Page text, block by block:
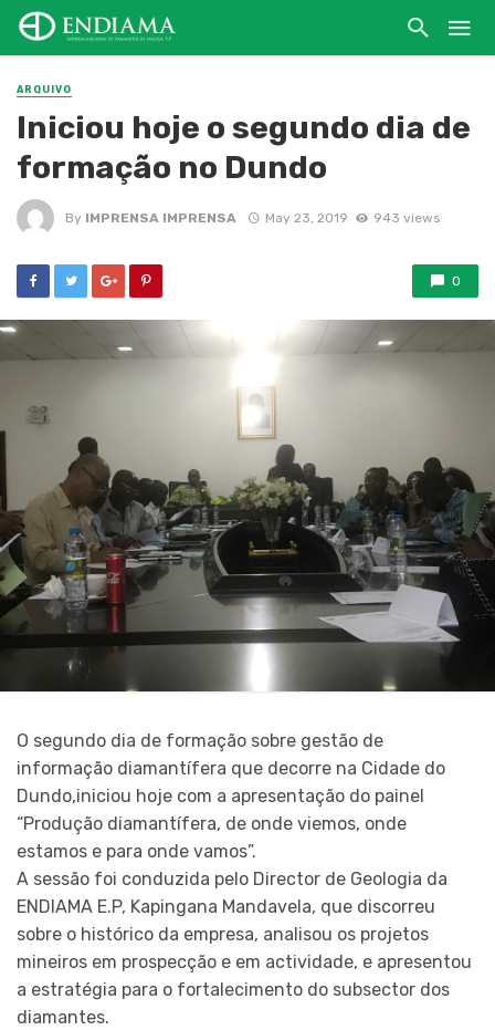
ARQUIVO
Iniciou hoje o segundo dia de
formação no Dundo
By IMPRENSA IMPRENSA May 23, 2019 943 views
0
O segundo dia de formação sobre gestão de
informação diamantífera que decorre na Cidade do
Dundo,iniciou hoje com a apresentação do painel
“Produção diamantífera, de onde viemos, onde
estamos e para onde vamos”.
A sessão foi conduzida pelo Director de Geologia da
ENDIAMA E.P, Kapingana Mandavela, que discorreu
sobre o histórico da empresa, analisou os projetos
mineiros em prospecção e em actividade, e apresentou
a estratégia para o fortalecimento do subsector dos
diamantes.